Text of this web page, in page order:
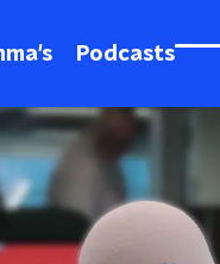
Podcasts